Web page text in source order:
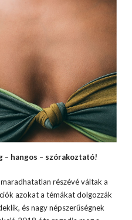
hangos – szórakoztató!
részévé váltak a
azokat a témákat dolgozzák
és nagy népszerűségnek